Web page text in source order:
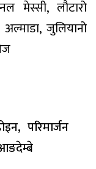
मेस्सी, लौटारो
जुलियानो
परिमार्जन